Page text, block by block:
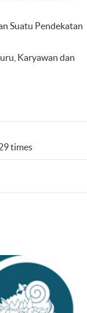
Suatu Pendekatan
Karyawan dan
times